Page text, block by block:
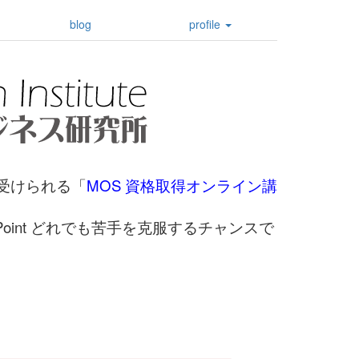
blog profile
けられる「MOS 資格取得オンライン講
どれでも苦手を克服するチャンスで